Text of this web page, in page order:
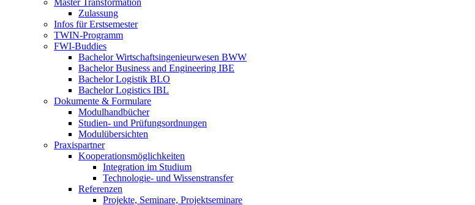
Master Transformation
Zulassung
Infos für Erstsemester
TWIN-Programm
FWI-Buddies
Bachelor Wirtschaftsingenieurwesen BWW
Bachelor Business and Engineering IBE
Bachelor Logistik BLO
Bachelor Logistics IBL
Dokumente & Formulare
Modulhandbücher
Studien- und Prüfungsordnungen
Modulübersichten
Praxispartner
Kooperationsmöglichkeiten
Integration im Studium
Technologie- und Wissenstransfer
Referenzen
Projekte, Seminare, Projektseminare